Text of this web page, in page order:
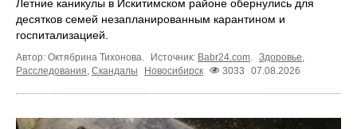
Летние каникулы в Искитимском районе обернулись для
десятков семей незапланированным карантином и
госпитализацией.
Автор: Октябрина Тихонова. Источник: Babr24.com. Здоровье,
Расследования, Скандалы Новосибирск 3033 07.08.2026